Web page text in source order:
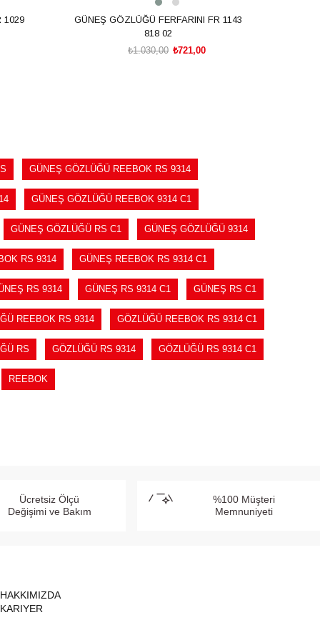
1029
GÜNEŞ GÖZLÜĞÜ FERFARINI FR 1143
818 02
₺721,00
₺1.030,00
GÜNEŞ GÖZLÜĞÜ REEBOK RS 9314
GÜNEŞ GÖZLÜĞÜ REEBOK 9314 C1
GÜNEŞ GÖZLÜĞÜ RS C1 GÜNEŞ GÖZLÜĞÜ 9314
RS 9314 GÜNEŞ REEBOK RS 9314 C1
RS 9314 GÜNEŞ RS 9314 C1 GÜNEŞ RS C1
REEBOK RS 9314 GÖZLÜĞÜ REEBOK RS 9314 C1
RS GÖZLÜĞÜ RS 9314 GÖZLÜĞÜ RS 9314 C1
REEBOK
Ücretsiz Ölçü
Değişimi ve Bakım
%100 Müşteri
Memnuniyeti
HAKKIMIZDA
KARIYER